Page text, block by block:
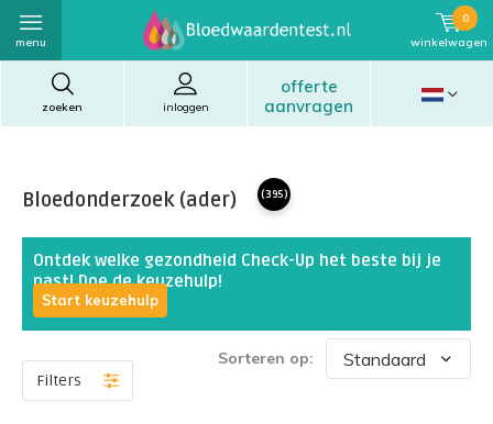
zoeken
offerte
aanvragen
inloggen
menu winkelwagen
0
Bloedonderzoek (ader) (395)
Ontdek welke gezondheid Check-Up het beste bij je
past! Doe de keuzehulp!
Start keuzehulp
Filters
Sorteren op: